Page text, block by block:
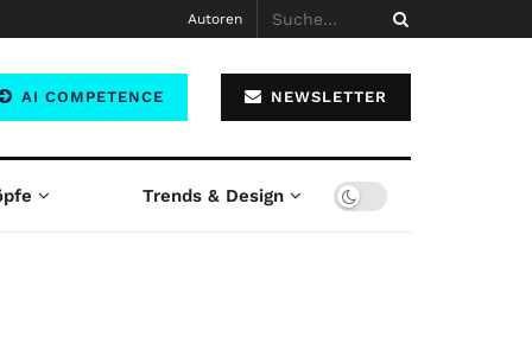
Autoren
AI COMPETENCE NEWSLETTER
Trends & Design